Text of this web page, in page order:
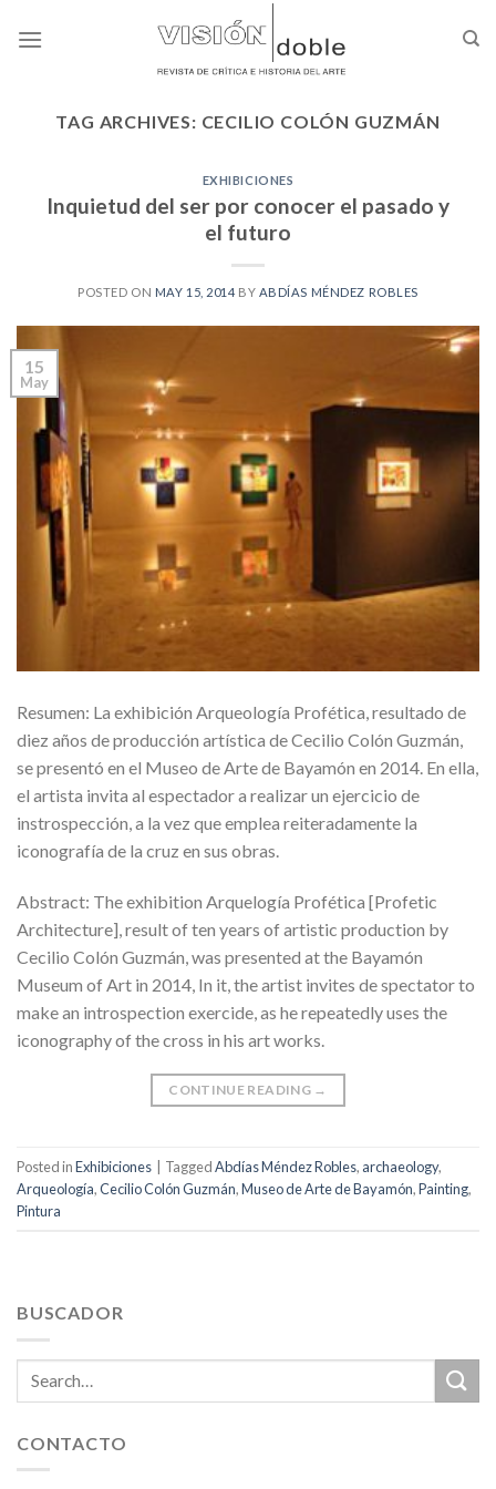
TAG ARCHIVES: CECILIO COLÓN GUZMÁN
EXHIBICIONES
Inquietud del ser por conocer el pasado y
el futuro
POSTED ON MAY 15, 2014 BY ABDÍAS MÉNDEZ ROBLES
15
May
Resumen: La exhibición Arqueología Profética, resultado de
diez años de producción artística de Cecilio Colón Guzmán,
se presentó en el Museo de Arte de Bayamón en 2014. En ella,
el artista invita al espectador a realizar un ejercicio de
instrospección, a la vez que emplea reiteradamente la
iconografía de la cruz en sus obras.
Abstract: The exhibition Arquelogía Profética [Profetic
Architecture], result of ten years of artistic production by
Cecilio Colón Guzmán, was presented at the Bayamón
Museum of Art in 2014, In it, the artist invites de spectator to
make an introspection exercide, as he repeatedly uses the
iconography of the cross in his art works.
CONTINUE READING →
Posted inExhibiciones | TaggedAbdías Méndez Robles, archaeology,
Arqueología,Cecilio Colón Guzmán,Museo de Arte de Bayamón,Painting,
Pintura
BUSCADOR
CONTACTO